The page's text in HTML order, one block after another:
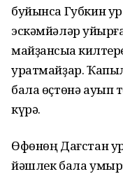
буйынса Губкин
эскәмйәләр
майҙансыҡҡа
уратмайҙар.
бала өҫтөнә ауып
күрә.
Өфөнөң Дағстан
йәшлек бала